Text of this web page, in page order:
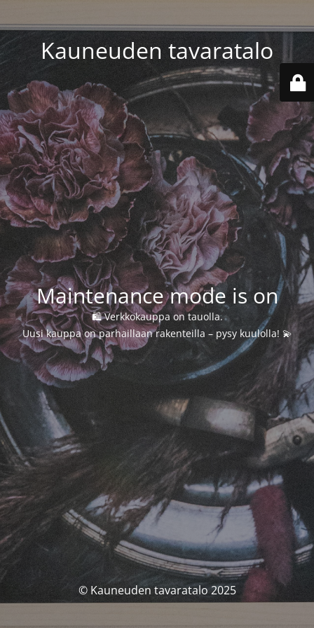
Kauneuden tavaratalo
Maintenance mode is on
🛍️ Verkkokauppa on tauolla.
Uusi kauppa on parhaillaan rakenteilla – pysy kuulolla! 💫
© Kauneuden tavaratalo 2025